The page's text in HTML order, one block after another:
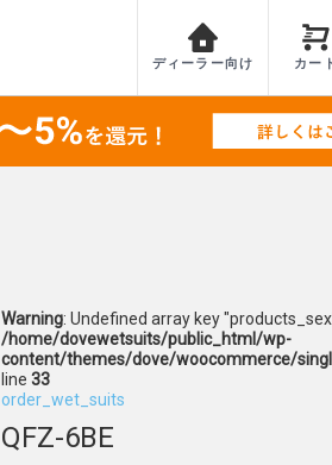
ディーラー向け カー
Warning: Undefined array key
/home/dovewetsuits/public_html/wp-
content/themes/dove/woocommerce/
line 33
order_wet_suits
QFZ-6BE